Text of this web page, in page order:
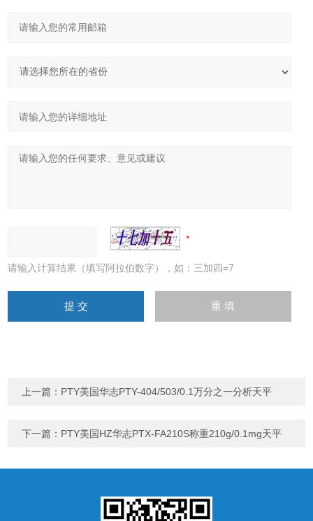
请输入计算结果（填写阿拉伯数字），如：三加四=7
上一篇： PTY美国华志PTY-404/503/0.1万分之一分析天平
下一篇： PTY美国HZ华志PTX-FA210S称重210g/0.1mg天平